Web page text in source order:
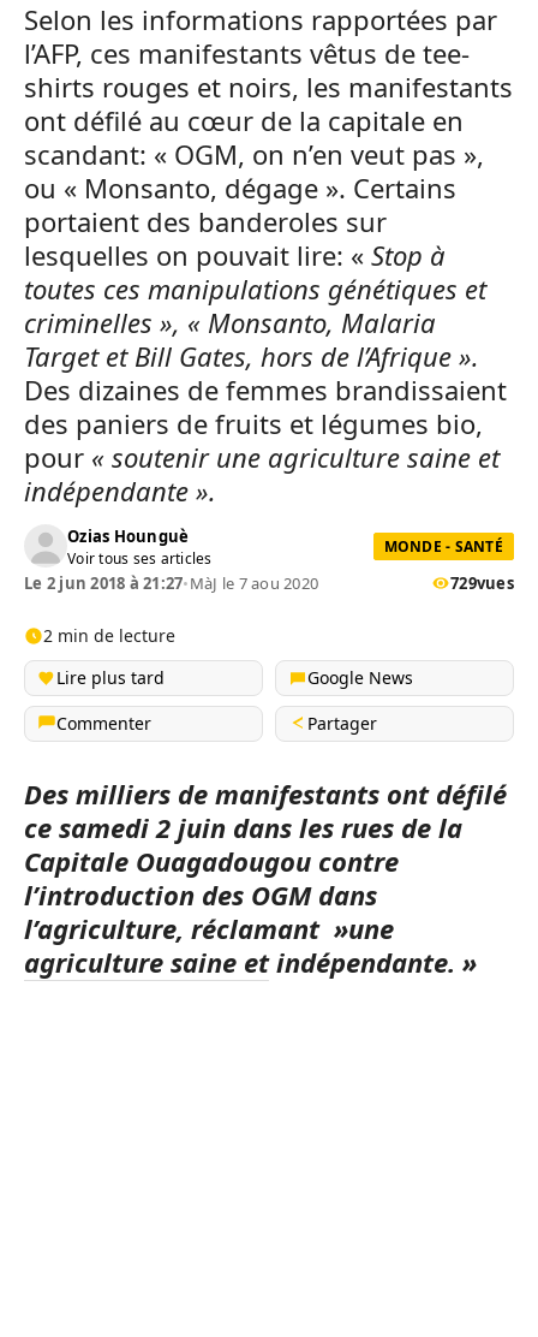
Selon les informations rapportées par
l’AFP, ces manifestants vêtus de tee-
shirts rouges et noirs, les manifestants
ont défilé au cœur de la capitale en
scandant: « OGM, on n’en veut pas »,
ou « Monsanto, dégage ». Certains
portaient des banderoles sur
lesquelles on pouvait lire: « Stop à
toutes ces manipulations génétiques et
criminelles », « Monsanto, Malaria
Target et Bill Gates, hors de l’Afrique ».
Des dizaines de femmes brandissaient
des paniers de fruits et légumes bio,
pour « soutenir une agriculture saine et
indépendante ».
Ozias Hounguè
Voir tous ses articles
MONDE - SANTÉ
Le 2 jun 2018 à 21:27•MàJ le 7 aou 2020 729vues
2 min de lecture
Lire plus tard
Google News
Commenter
Partager
Des milliers de manifestants ont défilé
ce samedi 2 juin dans les rues de la
Capitale Ouagadougou contre
l’introduction des OGM dans
l’agriculture, réclamant »une
agriculture saine et indépendante. »